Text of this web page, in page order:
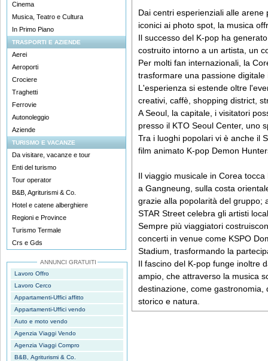
Cinema
Musica, Teatro e Cultura
In Primo Piano
TRASPORTI E AZIENDE
Aerei
Aeroporti
Crociere
Traghetti
Ferrovie
Autonoleggio
Aziende
TURISMO E VACANZE
Da visitare, vacanze e tour
Enti del turismo
Tour operator
B&B, Agriturismi & Co.
Hotel e catene alberghiere
Regioni e Province
Turismo Termale
Crs e Gds
ANNUNCI GRATUITI
Lavoro Offro
Lavoro Cerco
Appartamenti-Uffici affitto
Appartamenti-Uffici vendo
Auto e moto vendo
Agenzia Viaggi Vendo
Agenzia Viaggi Compro
B&B, Agriturismi & Co.
Dai centri esperienziali alle
iconici ai photo spot, la musica
Il successo del K-pop ha
costruito intorno a un artista, un
Per molti fan internazionali, la
trasformare una passione
L'esperienza si estende oltre
creativi, caffè, shopping district,
A Seoul, la capitale, i visitatori
presso il KTO Seoul Center, uno
Tra i luoghi popolari vi è anche il
film animato K-pop Demon
Il viaggio musicale in Corea
a Gangneung, sulla costa
grazie alla popolarità del gruppo;
STAR Street celebra gli artisti
Sempre più viaggiatori
concerti in venue come KSPO
Stadium, trasformando la
Il fascino del K-pop funge inoltre
ampio, che attraverso la musica
destinazione, come
storico e natura.